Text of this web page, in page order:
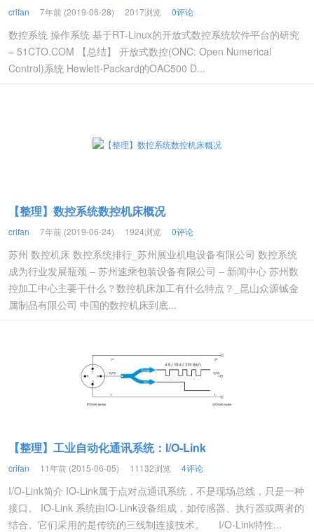
crifan 7年前 (2019-06-28) 2017浏览 0评论
数控系统 操作系统 基于RT-Linux的开放式数控系统软件平台的研究
– 51CTO.COM 【总结】 开放式数控(ONC: Open Numerical
Control)系统 Hewlett-Packard的OAC500 D...
【整理】数控系统数控机床概况
crifan 7年前 (2019-06-24) 1924浏览 0评论
苏州 数控机床 数控系统排行_苏州展业机电设备有限公司 数控系统
成为行业发展瓶颈 – 苏州速乘包装设备有限公司 – 新闻中心 苏州数
控加工中心主要干什么？数控机床加工有什么特点？_昆山众源铖金
属制品有限公司 中国的数控机床到底...
【整理】工业自动化通讯系统：I/O-Link
crifan 11年前 (2015-06-05) 11132浏览 4评论
I/O-Link简介 IO-Link属于点对点通讯系统，不是现场总线，只是一种
接口。 IO-Link 系统由IO-Link设备组成，如传感器、执行器或两者的
结合。它们采用的是传统的三线制连接技术。 I/O-Link特性...